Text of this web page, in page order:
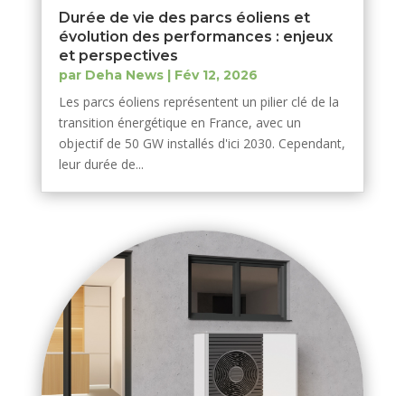
Durée de vie des parcs éoliens et
évolution des performances : enjeux
et perspectives
par Deha News| Fév 12, 2026
Les parcs éoliens représentent un pilier clé de la
transition énergétique en France, avec un
objectif de 50 GW installés d'ici 2030. Cependant,
leur durée de...